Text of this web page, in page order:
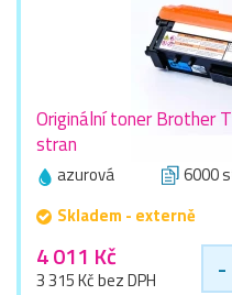
Originální toner Brother
stran
azurová 6000
Skladem - externě
4 011 Kč
3 315 Kč bez DPH -